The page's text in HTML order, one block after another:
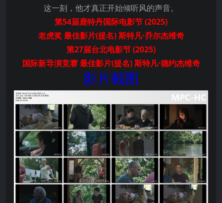
这一刻，他才真正开始倾听风的声音。
第54届鹿特丹国际电影节 (2025)
老虎奖 最佳影片(提名) 斯特凡·乔尔杰维奇
第27届台北电影节 (2025)
国际新导演竞赛 最佳影片(提名) 斯特凡·德约杰维奇
影片截图